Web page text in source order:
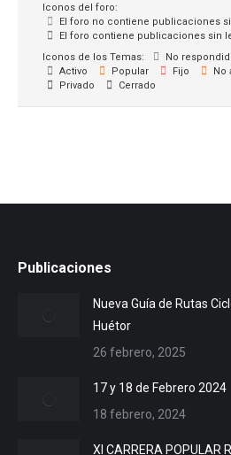
Iconos del foro:
El foro no contiene publicaciones
El foro contiene publicaciones sin
Iconos de los Temas:
No
Activo
Popular Fijo No
Privado
Cerrado
Publicaciones
Nueva Guía de Rutas
Huétor
26 febrero, 2025
17 y 18 de Febrero 2024
18 febrero, 2024
XI CARRERA POPULAR